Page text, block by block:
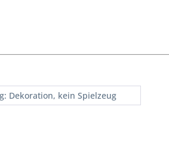
Dekoration, kein Spielzeug